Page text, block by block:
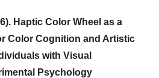
Haptic Color Wheel as a
Color Cognition and Artistic
with Visual
Psychology